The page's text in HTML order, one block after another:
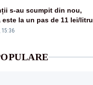
s-au scumpit din nou,
este la un pas de 11 lei/litru
15:36